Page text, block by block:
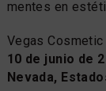
mentes en
Vegas Cosmetic
10 de junio de
Nevada,